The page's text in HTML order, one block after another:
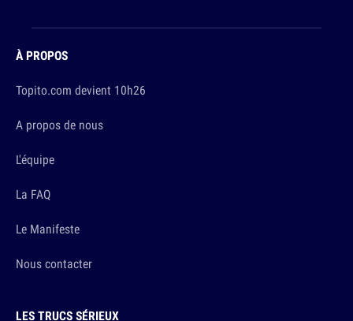
À PROPOS
Topito.com devient 10h26
A propos de nous
L'équipe
La FAQ
Le Manifeste
Nous contacter
LES TRUCS SÉRIEUX